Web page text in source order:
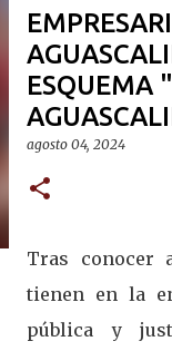
ESQUEMA
agosto 04, 2024
Tras conocer
tienen en la
pública y